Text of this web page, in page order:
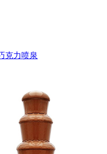
克力喷泉